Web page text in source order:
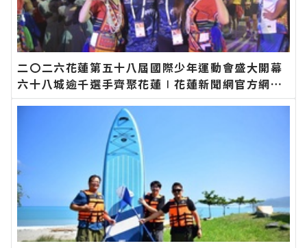
二〇二六花蓮第五十八屆國際少年運動會盛大開幕
六十八城逾千選手齊聚花蓮∣花蓮新聞網官方網站
各類新聞－最快速的今日新聞報導 最新的在地資